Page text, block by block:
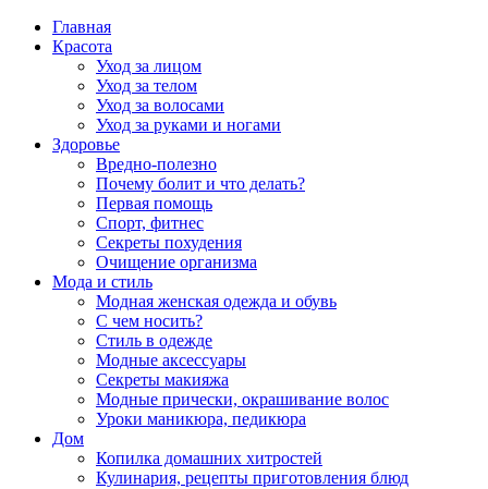
Главная
Красота
Уход за лицом
Уход за телом
Уход за волосами
Уход за руками и ногами
Здоровье
Вредно-полезно
Почему болит и что делать?
Первая помощь
Спорт, фитнес
Секреты похудения
Очищение организма
Мода и стиль
Модная женская одежда и обувь
С чем носить?
Стиль в одежде
Модные аксессуары
Секреты макияжа
Модные прически, окрашивание волос
Уроки маникюра, педикюра
Дом
Копилка домашних хитростей
Кулинария, рецепты приготовления блюд